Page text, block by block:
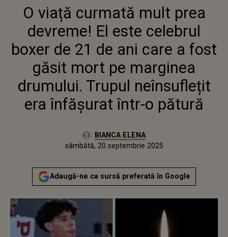
DEVREME! EL ESTE CELEBRUL
BOXER DE 21 DE ANI CARE A FOST
GĂSIT MORT PE MARGINEA
DRUMULUI. TRUPUL
NEÎNSUFLEȚIT ERA ÎNFĂȘURAT
O viață curmată mult prea
devreme! El este celebrul
boxer de 21 de ani care a fost
găsit mort pe marginea
drumului. Trupul neînsuflețit
era înfășurat într-o pătură
Autor:BIANCA ELENA
Publicat:
sâmbătă, 20 septembrie 2025
Adaugă-ne ca sursă preferată în Google